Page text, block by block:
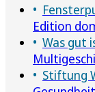
Edition
Was gut
Stiftung